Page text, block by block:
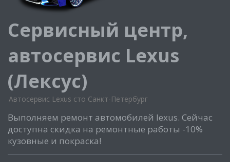
Сервисный центр,
автосервис Lexus
(Лексус)
Автосервис Lexus сто Санкт-Петербург
Выполняем ремонт автомобилей lexus. Сейчас
доступна скидка на ремонтные работы -10%
кузовные и покраска!